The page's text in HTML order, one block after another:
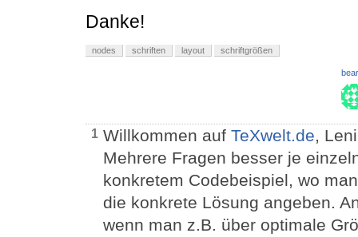
Danke!
nodes schriften layout schriftgrößen
1 Willkommen auf TeXwelt.de,
Mehrere Fragen besser je
konkretem Codebeispiel, wo
die konkrete Lösung angeben.
wenn man z.B. über optimale